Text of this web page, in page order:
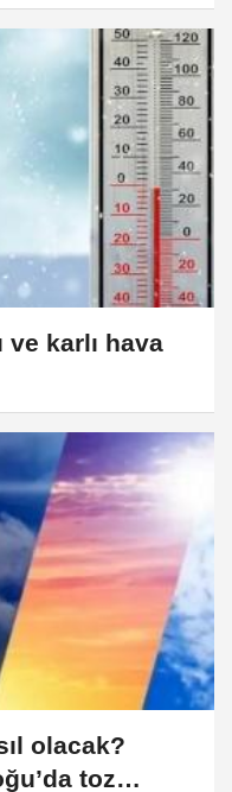
ve karlı hava
olacak?
toz